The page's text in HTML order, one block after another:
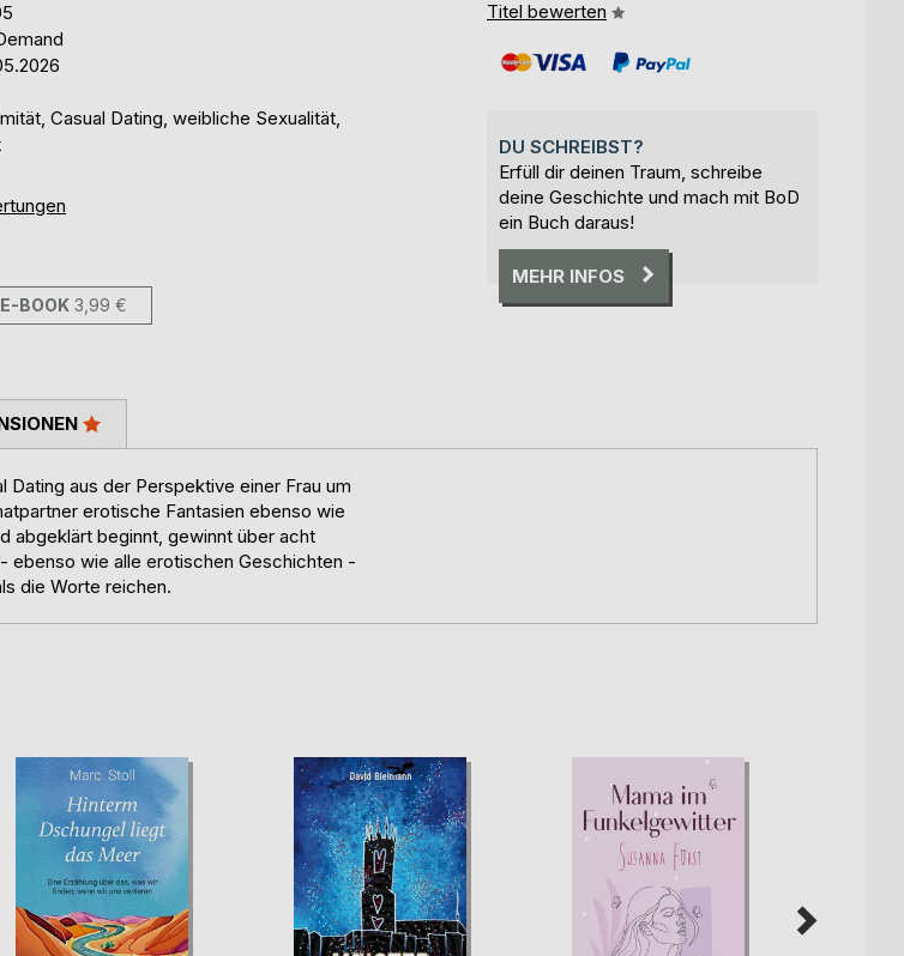
Casual Dating, weibliche Sexualität,
E-BOOK 3,99 €
Titel bewerten
DU SCHREIBST?
Erfüll dir deinen Traum, schreibe
deine Geschichte und mach mit BoD
ein Buch daraus!
MEHR INFOS
Dating aus der Perspektive einer Frau um
erotische Fantasien ebenso wie
abgeklärt beginnt, gewinnt über acht
ebenso wie alle erotischen Geschichten -
die Worte reichen.